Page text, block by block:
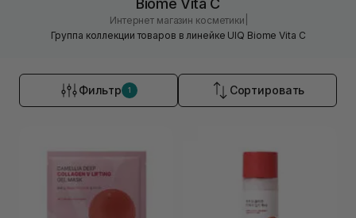
Biome Vita C
Интернет магазин косметики
Группа коллекции товаров в линейке UIQ Biome Vita C
Фильтр 1 Сортировать